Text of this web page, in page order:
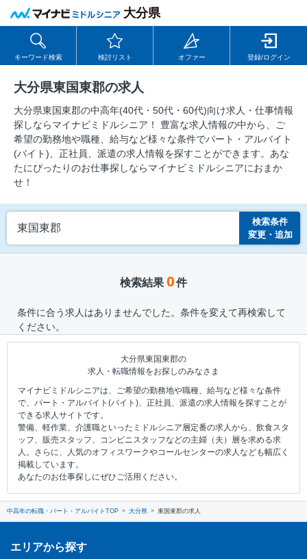
大分県
キーワード検索 検討リスト オファー 登録/ログイン
大分県東国東郡の求人
大分県東国東郡の中⾼年(40代・50代・60代)向け求⼈・仕事情報
探しならマイナビミドルシニア！ 豊富な求人情報の中から、ご
希望の勤務地や職種、給与など様々な条件でパート・アルバイト
(バイト)、正社員、派遣の求人情報を探すことができます。あな
たにぴったりのお仕事探しならマイナビミドルシニアにおまか
せ！
東国東郡
検索条件
変更・追加
検索結果 0件
条件に合う求人はありませんでした。条件を変えて再検索して
ください。
大分県東国東郡の
求人・転職情報をお探しのみなさま
マイナビミドルシニアは、ご希望の勤務地や職種、給与など様々な条件
で、パート・アルバイト(バイト)、正社員、派遣の求人情報を探すことが
できる求人サイトです。
警備、軽作業、介護職といったミドルシニア層定番の求人から、飲食スタ
ッフ、販売スタッフ、コンビニスタッフなどの主婦（夫）層を求める求
人。さらに、人気のオフィスワークやコールセンターの求人なども幅広く
掲載しています。
あなたのお仕事探しにぜひご活用ください。
中高年の転職・パート・アルバイトTOP 大分県 東国東郡の求人
エリアから探す